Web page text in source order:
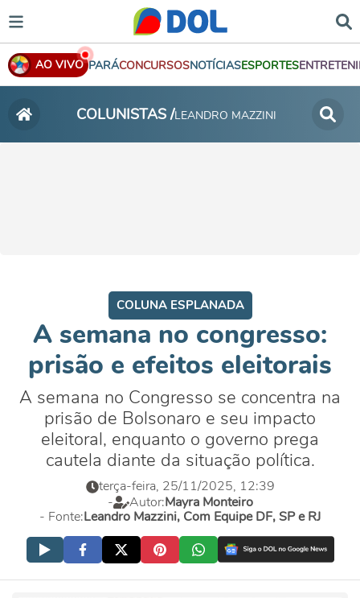
AO VIVO PARÁCONCURSOSNOTÍCIASESPORTES
COLUNISTAS /LEANDRO MAZZINI
COLUNA ESPLANADA
A semana no congresso:
prisão e efeitos eleitorais
A semana no Congresso se concentra na
prisão de Bolsonaro e seu impacto
eleitoral, enquanto o governo prega
cautela diante da situação política.
terça-feira, 25/11/2025, 12:39
-
Autor:Mayra Monteiro
- Fonte:Leandro Mazzini, Com Equipe DF, SP e RJ